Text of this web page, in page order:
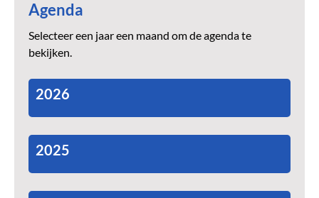
Agenda
Selecteer een jaar een maand om de agenda te
bekijken.
2026
2025